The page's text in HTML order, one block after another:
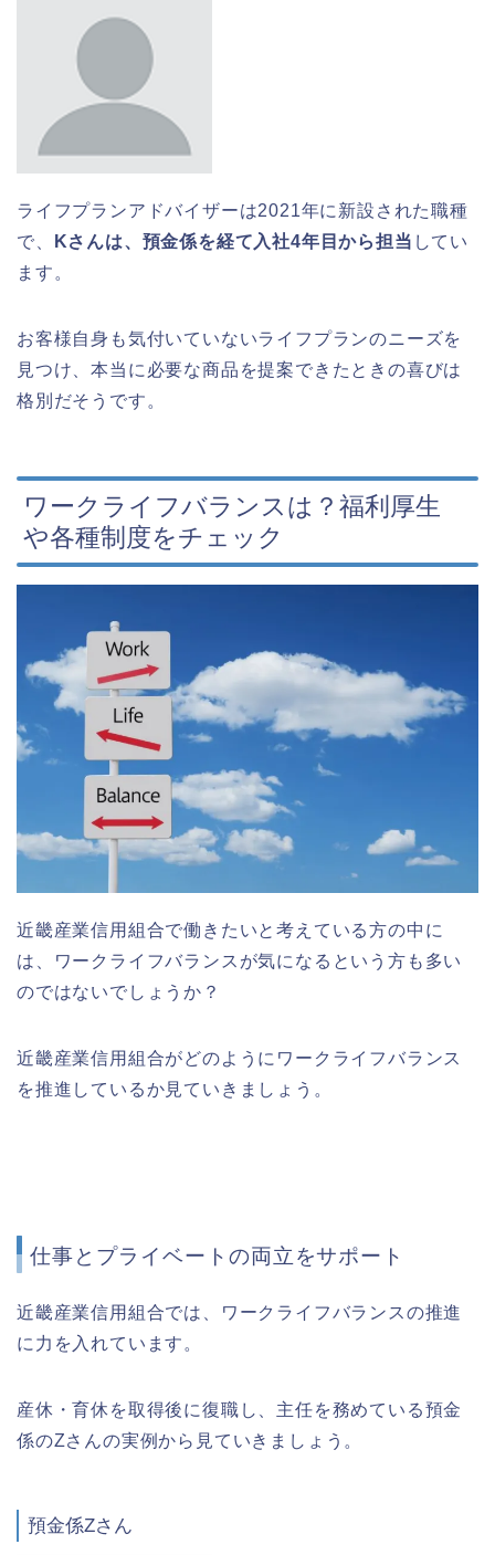
ライフプランアドバイザーは2021年に新設された職種
で、
Kさんは、預金係を経て入社4年目から担当 してい
ます。
お客様自身も気付いていないライフプランのニーズを
見つけ、本当に必要な商品を提案できたときの喜びは
格別だそうです。
ワークライフバランスは？福利厚生
や各種制度をチェック
近畿産業信用組合で働きたいと考えている方の中に
は、ワークライフバランスが気になるという方も多い
のではないでしょうか？
近畿産業信用組合がどのようにワークライフバランス
を推進しているか見ていきましょう。
仕事とプライベートの両立をサポート
近畿産業信用組合では、ワークライフバランスの推進
に力を入れています。
産休・育休を取得後に復職し、主任を務めている預金
係のZさんの実例から見ていきましょう。
預金係Zさん